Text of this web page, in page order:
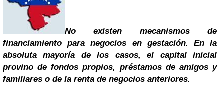
No existen mecanismos de
financiamiento para negocios en gestación. En la
absoluta mayoría de los casos, el capital inicial
provino de fondos propios, préstamos de amigos y
familiares o de la renta de negocios anteriores.